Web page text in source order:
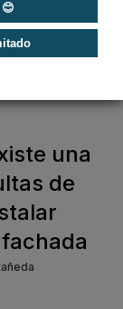
una
de